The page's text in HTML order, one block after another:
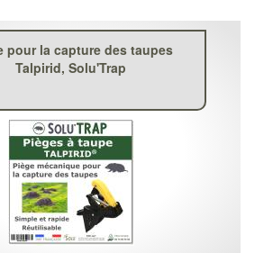
pour la capture des taupes
Talpirid, Solu'Trap